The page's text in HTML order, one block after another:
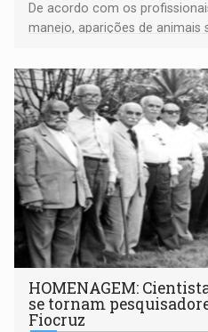
De acordo com os
manejo, aparições de animais
HOMENAGEM:
se tornam
Fiocruz